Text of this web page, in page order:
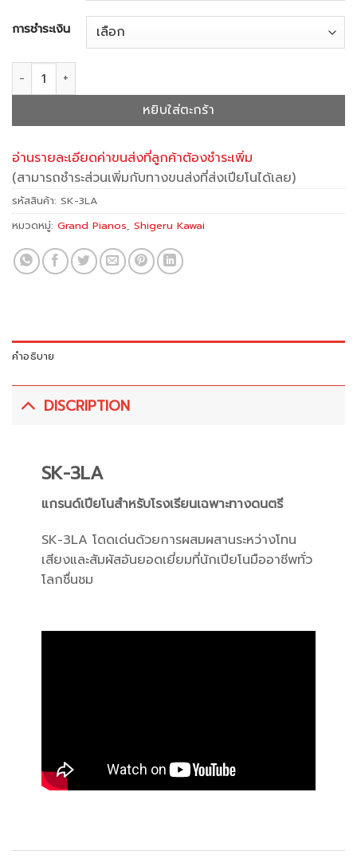
การชำระเงิน
จำนวน SK-3LA ชิ้น
หยิบใส่ตะกร้า
อ่านรายละเอียดค่าขนส่งที่ลูกค้าต้องชำระเพิ่ม
(สามารถชำระส่วนเพิ่มกับทางขนส่งที่ส่งเปียโนได้เลย)
รหัสสินค้า: SK-3LA
หมวดหมู่: Grand Pianos, Shigeru Kawai
คำอธิบาย
DISCRIPTION
SK-3LA
แกรนด์เปียโนสำหรับโรงเรียนเฉพาะทางดนตรี
SK-3LA โดดเด่นด้วยการผสมผสานระหว่างโทน
เสียงและสัมผัสอันยอดเยี่ยมที่นักเปียโนมืออาชีพทั่ว
โลกชื่นชม